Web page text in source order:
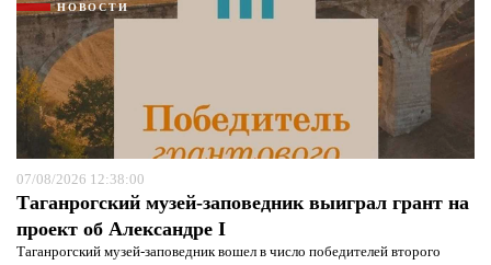
НОВОСТИ
07/08/2026 12:38:00
Таганрогский музей-заповедник выиграл грант на
проект об Александре I
Таганрогский музей-заповедник вошел в число победителей второго